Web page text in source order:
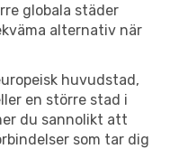
globala städer
alternativ när
huvudstad,
en större stad i
du sannolikt att
som tar dig